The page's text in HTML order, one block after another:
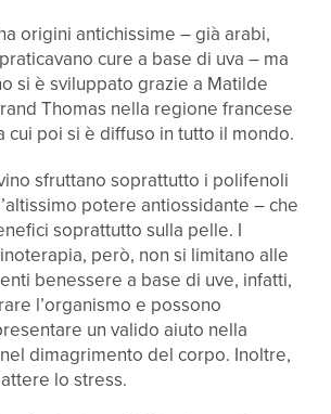
origini antichissime – già arabi,
cure a base di uva – ma
si è sviluppato grazie a Matilde
Thomas nella regione francese
cui poi si è diffuso in tutto il mondo.
sfruttano soprattutto i polifenoli
potere antiossidante – che
soprattutto sulla pelle. I
però, non si limitano alle
benessere a base di uve, infatti,
l’organismo e possono
un valido aiuto nella
dimagrimento del corpo. Inoltre,
lo stress.